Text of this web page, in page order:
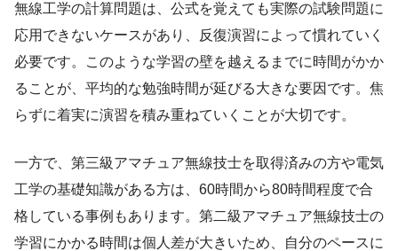
無線工学の計算問題は、公式を覚えても実際の試験問題に
応用できないケースがあり、反復演習によって慣れていく
必要です。このような学習の壁を越えるまでに時間がかか
ることが、平均的な勉強時間が延びる大きな要因です。焦
らずに着実に演習を積み重ねていくことが大切です。
一方で、第三級アマチュア無線技士を取得済みの方や電気
工学の基礎知識がある方は、60時間から80時間程度で合
格している事例もあります。第二級アマチュア無線技士の
学習にかかる時間は個人差が大きいため、自分のペースに